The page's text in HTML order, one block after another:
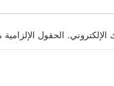
الحقول الإلزامية